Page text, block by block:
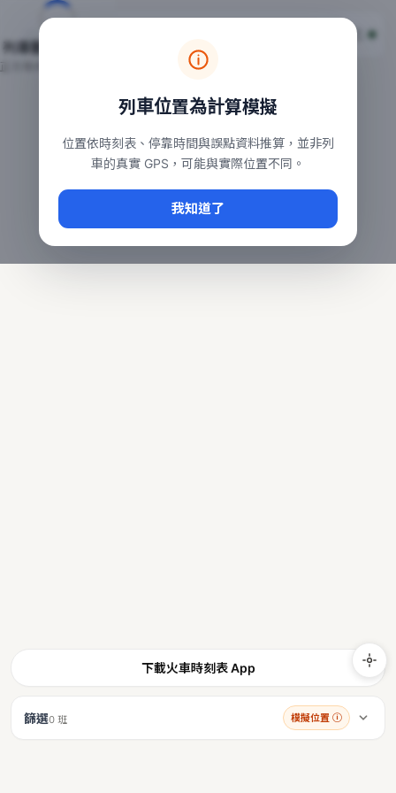
台鐵列車即時位置地圖
本頁顯示目前全台鐵運行中的列車位置，涵蓋自強、普悠瑪、
常用查詢：
、台中車站即時動態
台鐵即時動態
下載火車時刻表 App
篩選0 班 模擬位置 ⓘ
列車位置為計算模擬
位置依時刻表、停靠時間與誤點資料推算，並非列
車的真實 GPS，可能與實際位置不同。
我知道了
列車動態載入中…